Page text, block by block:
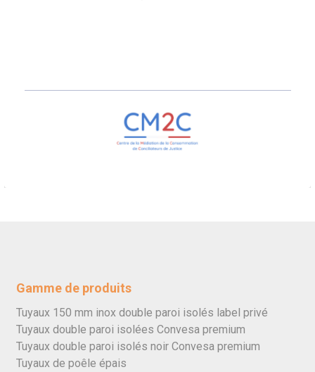
Gamme de produits
Tuyaux 150 mm inox double paroi isolés label privé
Tuyaux double paroi isolées Convesa premium
Tuyaux double paroi isolés noir Convesa premium
Tuyaux de poêle épais